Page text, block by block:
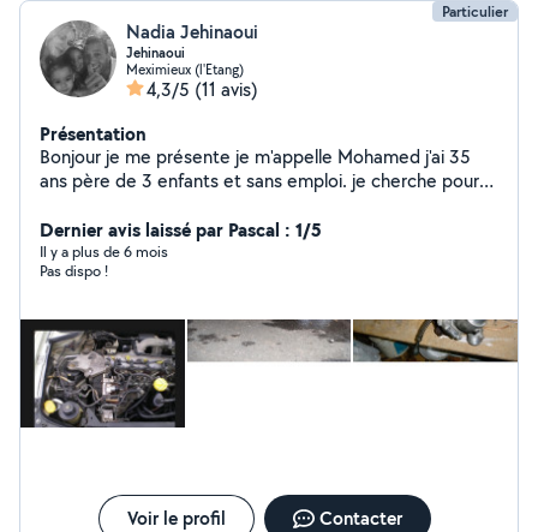
Particulier
Nadia Jehinaoui
Jehinaoui
Meximieux (l'Etang)
4,3/5 (11 avis)
Présentation
Bonjour je me présente je m'appelle Mohamed j'ai 35
ans père de 3 enfants et sans emploi. je cherche pour
mécanique peinture et tout type de bricolage.n'hésitez
pas à me contacter pour plus d'informations
Dernier avis laissé par Pascal : 1/5
Il y a plus de 6 mois
Pas dispo !
Voir le profil Contacter